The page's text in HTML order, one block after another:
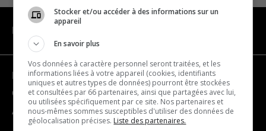
Become a partner
Contact us
About us
Stocker et/ou accéder à des informations sur un
appareil
En savoir plus
Vos données à caractère personnel seront traitées, et les
informations liées à votre appareil (cookies, identifiants
uniques et autres types de données) pourront être stockées
et consultées par 66 partenaires, ainsi que partagées avec lui,
ou utilisées spécifiquement par ce site. Nos partenaires et
nous-mêmes sommes susceptibles d'utiliser des données de
géolocalisation précises. Liste des partenaires.